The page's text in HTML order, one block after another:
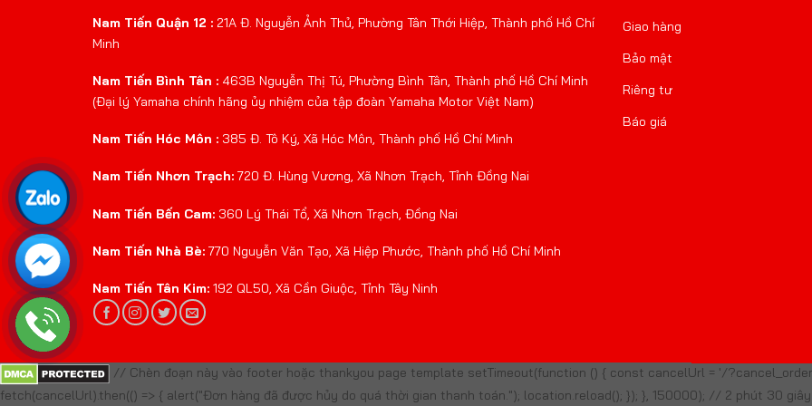
Nam Tiến Quận 12 : 21A Đ. Nguyễn Ảnh Thủ, Phường Tân Thới Hiệp, Thành phố Hồ Chí
Minh
Nam Tiến Bình Tân : 463B Nguyễn Thị Tú, Phường Bình Tân, Thành phố Hồ Chí Minh
(Đại lý Yamaha chính hãng ủy nhiệm của tập đoàn Yamaha Motor Việt Nam)
Nam Tiến Hóc Môn : 385 Đ. Tô Ký, Xã Hóc Môn, Thành phố Hồ Chí Minh
Nam Tiến Nhơn Trạch: 720 Đ. Hùng Vương, Xã Nhơn Trạch, Tỉnh Đồng Nai
Nam Tiến Bến Cam: 360 Lý Thái Tổ, Xã Nhơn Trạch, Đồng Nai
Nam Tiến Nhà Bè: 770 Nguyễn Văn Tạo, Xã Hiệp Phước, Thành phố Hồ Chí Minh
Nam Tiến Tân Kim: 192 QL50, Xã Cần Giuộc, Tỉnh Tây Ninh
Giao hàng
Bảo mật
Riêng tư
Báo giá
// Chèn đoạn này vào footer hoặc thankyou page template setTimeout(function () { const cancelUrl = '/
fetch(cancelUrl).then(() => { alert("Đơn hàng đã được hủy do quá thời gian thanh toán."); location.reload(); }); }, 150000); // 2 phút 30 giây